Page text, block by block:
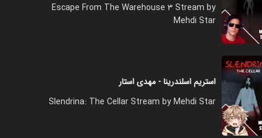
Escape From The Warehouse 3 Stream by
Mehdi Star
استریم اسلندرینا - مهدی استار
Slendrina: The Cellar Stream by Mehdi Star